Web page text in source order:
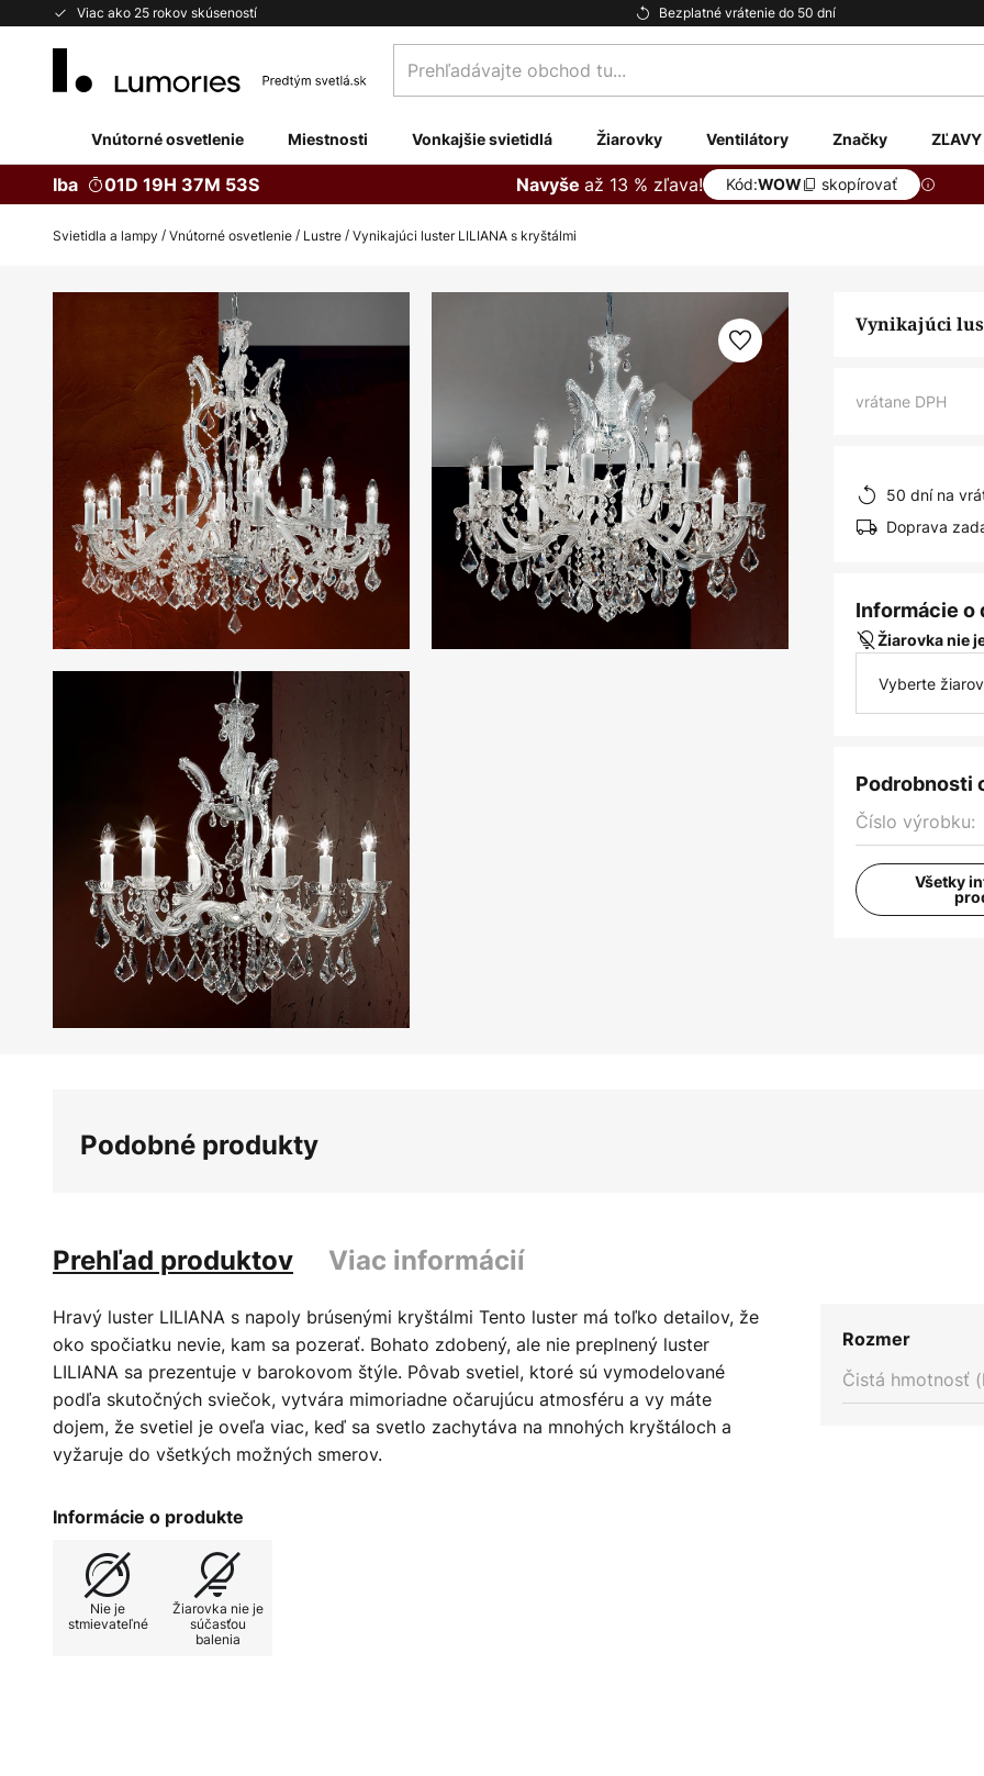
Viac ako 25 rokov skúseností Bezplatné vrátenie do 50 dní
Skip
Prehľadávajte
obchod
Vnútorné osvetlenie Miestnosti Vonkajšie svietidlá Žiarovky Ventilátory Značky ZĽAVY
Iba 01D 19H 37M 52S Navyše až 13 % zľava! Kód:WOW skopírovať
Svietidla a lampy Vnútorné osvetlenie Lustre Vynikajúci luster LILIANA s kryštálmi
obrázkov
Vynikajúci
vrátane DPH
50 dní na
Doprava
Informácie o
Žiarovka nie
Vyberte
Podrobnosti
Číslo výrobku:
Všetky
Podobné produkty
Prehľad produktov Viac informácií
Hravý luster LILIANA s napoly brúsenými kryštálmi Tento luster má toľko detailov, že
oko spočiatku nevie, kam sa pozerať. Bohato zdobený, ale nie preplnený luster
LILIANA sa prezentuje v barokovom štýle. Pôvab svetiel, ktoré sú vymodelované
podľa skutočných sviečok, vytvára mimoriadne očarujúcu atmosféru a vy máte
dojem, že svetiel je oveľa viac, keď sa svetlo zachytáva na mnohých kryštáloch a
vyžaruje do všetkých možných smerov.
Informácie o produkte
Nie je
stmievateľné
Žiarovka nie je
súčasťou
balenia
Rozmer
Čistá hmotnosť